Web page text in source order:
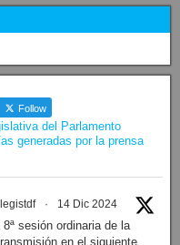
Follow
del Parlamento
generadas por la prensa
· 14 Dic 2024
sesión ordinaria de la
en el siguiente